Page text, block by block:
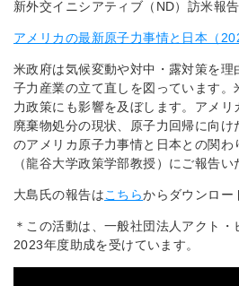
新外交イニシアティブ（ND）訪米報
アメリカの最新原子力事情と日本（
米政府は気候変動や対中・露対策を理
子力産業の立て直しを図っています。
力政策にも影響を及ぼします。アメ
廃棄物処分の現状、原子力回帰に向
のアメリカ原子力事情と日本との関わ
（龍谷大学政策学部教授）にご報告い
大島氏の報告はこちらからダウンロー
＊この活動は、一般社団法人アクト
2023年度助成を受けています。